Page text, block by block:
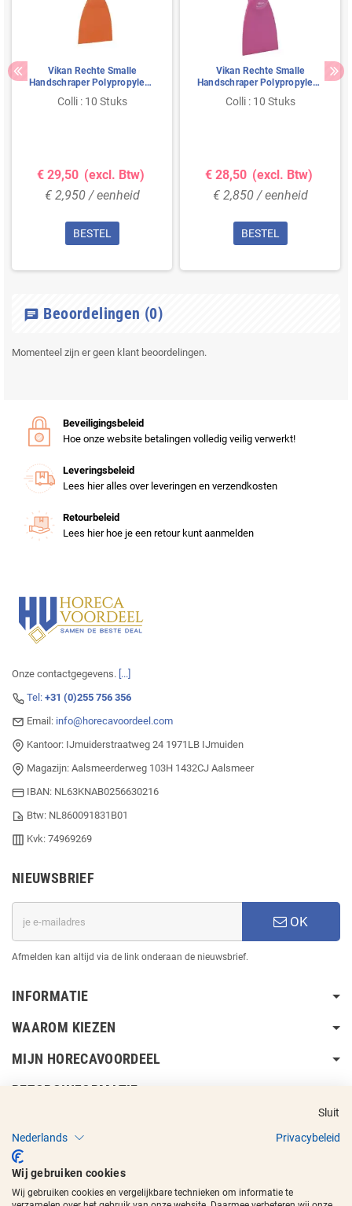
Vikan Rechte Smalle
Handschraper Polypropyleen
75x18x210mm Oranje
Colli : 10 Stuks
€ 29,50 (excl. Btw)
€ 2,950 / eenheid
BESTEL
Vikan Rechte Smalle
Handschraper Polypropyleen
75x18x210mm Roze
Colli : 10 Stuks
€ 28,50 (excl. Btw)
€ 2,850 / eenheid
BESTEL
chat Beoordelingen (0)
Momenteel zijn er geen klant beoordelingen.
Beveiligingsbeleid
Hoe onze website betalingen volledig veilig verwerkt!
Leveringsbeleid
Lees hier alles over leveringen en verzendkosten
Retourbeleid
Lees hier hoe je een retour kunt aanmelden
Onze contactgegevens. [...]
Tel: +31 (0)255 756 356
Email: info@horecavoordeel.com
Kantoor: IJmuiderstraatweg 24 1971LB IJmuiden
Magazijn: Aalsmeerderweg 103H 1432CJ Aalsmeer
IBAN: NL63KNAB0256630216
Btw: NL860091831B01
Kvk: 74969269
NIEUWSBRIEF
OK
Afmelden kan altijd via de link onderaan de nieuwsbrief.
INFORMATIE
WAAROM KIEZEN
MIJN HORECAVOORDEEL
BEZORGINFORMATIE
Copyright © 2017 - 2026 Horecavoordeelen de beeldmerken zijn
Sluit
Nederlands
Privacybeleid
Wij gebruiken cookies
Wij gebruiken cookies en vergelijkbare technieken om informatie te